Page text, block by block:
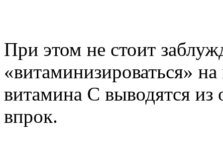
При этом не стоит
«витаминизироваться»
витамина C выводятся из
впрок.